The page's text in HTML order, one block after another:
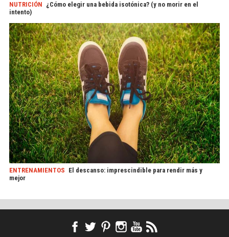
NUTRICIÓN ¿Cómo elegir una bebida isotónica? (y no morir en el
intento)
ENTRENAMIENTOS El descanso: imprescindible para rendir más y
mejor